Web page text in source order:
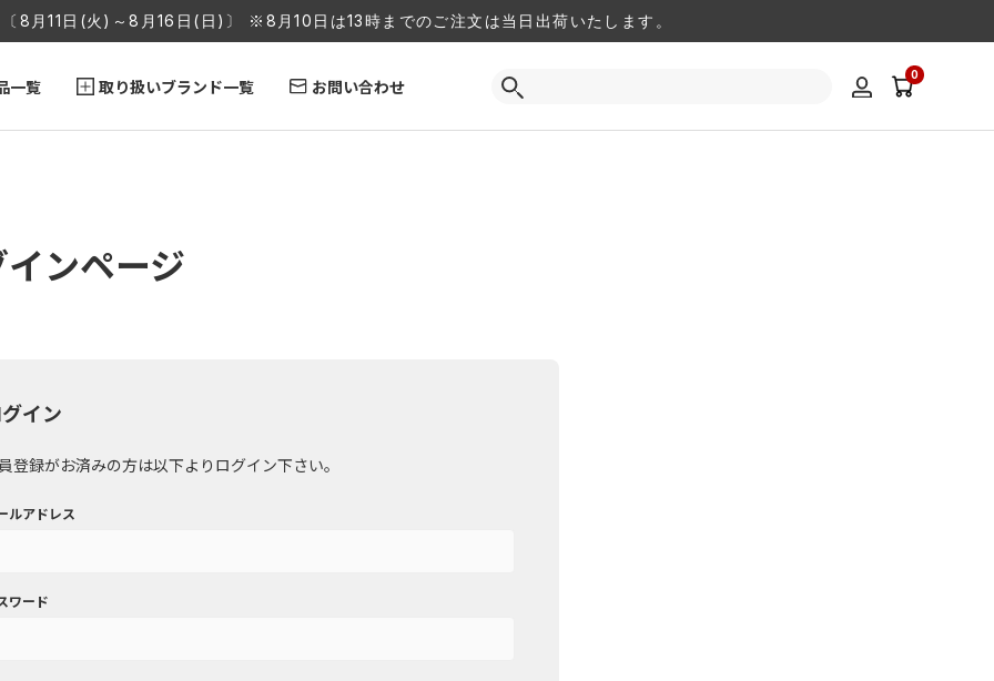
8月11日(火)～8月16日(日)〕 ※8月10日は13時までのご注文は当日出荷いたします。
一覧 取り扱いブランド一覧 お問い合わせ
0
ンページ
イン
登録がお済みの方は以下よりログイン下さい。
ルアドレス
ワード